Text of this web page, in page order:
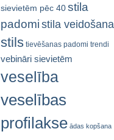
sievietēm pēc 40stila
padomistila veidošana
stils tievēšanas padomi trendi
vebināri sievietēm
veselība
veselības
profilakse ādas kopšana